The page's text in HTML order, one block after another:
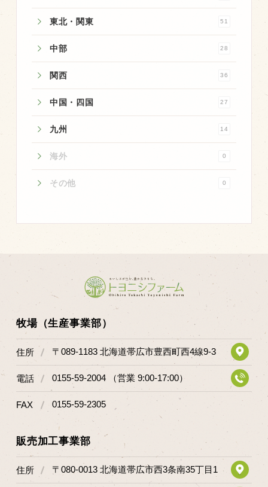
東北・関東 51
中部 28
関西 36
中国・四国 27
九州 14
海外 0
その他 0
牧場（生産事業部）
住所 〒089-1183 北海道帯広市豊西町西4線9-3
電話 0155-59-2004 （営業 9:00-17:00）
FAX 0155-59-2305
販売加工事業部
住所 〒080-0013 北海道帯広市西3条南35丁目1
衛生管理体制
業務管理体制
最新の設備
ＢtoＢ受発注システム
瑕疵とは
商品のご紹介
豊西牛
豊西ソース
ギフト
取り扱い店
販売店
その他
マップから探す